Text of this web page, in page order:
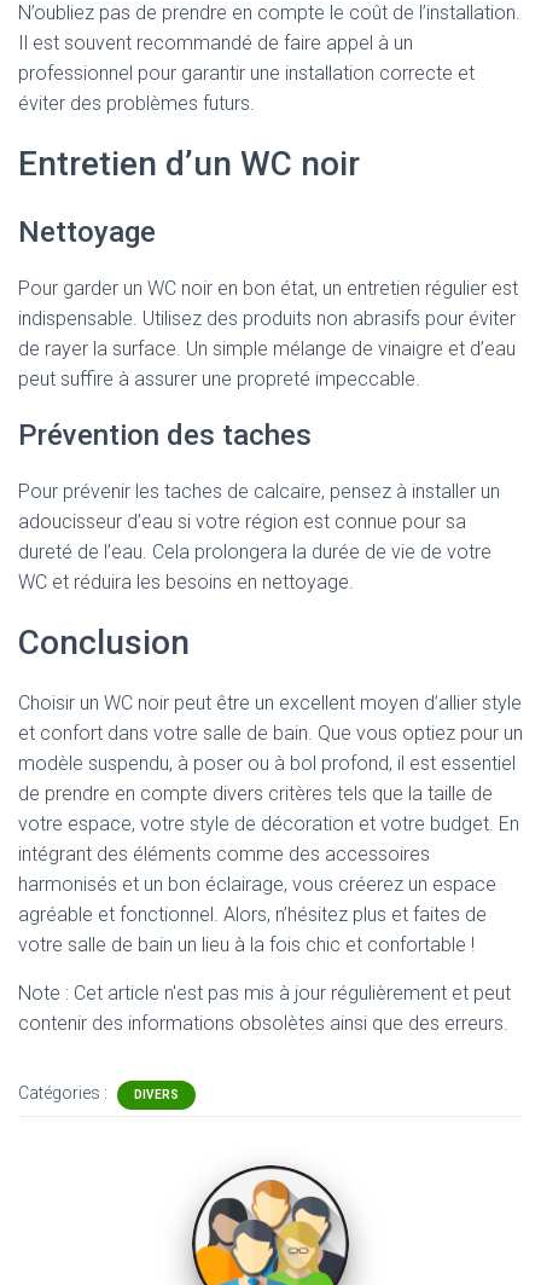
N’oubliez pas de prendre en compte le coût de l’installation.
Il est souvent recommandé de faire appel à un
professionnel pour garantir une installation correcte et
éviter des problèmes futurs.
Entretien d’un WC noir
Nettoyage
Pour garder un WC noir en bon état, un entretien régulier est
indispensable. Utilisez des produits non abrasifs pour éviter
de rayer la surface. Un simple mélange de vinaigre et d’eau
peut suffire à assurer une propreté impeccable.
Prévention des taches
Pour prévenir les taches de calcaire, pensez à installer un
adoucisseur d’eau si votre région est connue pour sa
dureté de l’eau. Cela prolongera la durée de vie de votre
WC et réduira les besoins en nettoyage.
Conclusion
Choisir un WC noir peut être un excellent moyen d’allier style
et confort dans votre salle de bain. Que vous optiez pour un
modèle suspendu, à poser ou à bol profond, il est essentiel
de prendre en compte divers critères tels que la taille de
votre espace, votre style de décoration et votre budget. En
intégrant des éléments comme des accessoires
harmonisés et un bon éclairage, vous créerez un espace
agréable et fonctionnel. Alors, n’hésitez plus et faites de
votre salle de bain un lieu à la fois chic et confortable !
Note : Cet article n'est pas mis à jour régulièrement et peut
contenir des informations obsolètes ainsi que des erreurs.
Catégories : DIVERS